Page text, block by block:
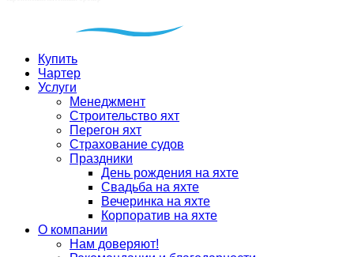
Купить
Чартер
Услуги
Менеджмент
Строительство яхт
Перегон яхт
Страхование судов
Праздники
День рождения на яхте
Свадьба на яхте
Вечеринка на яхте
Корпоратив на яхте
О компании
Нам доверяют!